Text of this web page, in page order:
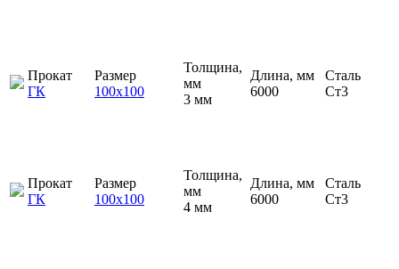
Прокат
ГК
Размер
100х100
Толщина,
мм
3 мм
Длина, мм
6000
Сталь
Ст3
Прокат
ГК
Размер
100х100
Толщина,
мм
4 мм
Длина, мм
6000
Сталь
Ст3